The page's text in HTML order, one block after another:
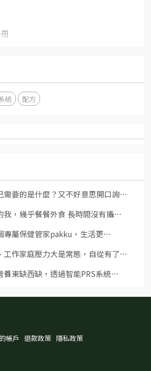
統 配方
需要的是什麼？又不好意思開口詢⋯
我，幾乎餐餐外食 長時間沒有攝⋯
專屬保健管家pakku，⽣活更⋯
⼯作家庭壓⼒⼤是常態，⾃從有了⋯
養東缺⻄缺，透過智能PRS系統⋯
帳戶 退款政策 隱私政策